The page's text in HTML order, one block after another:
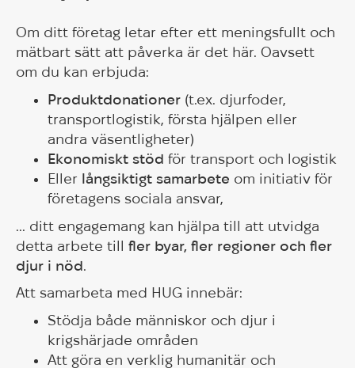
Om ditt företag letar efter ett meningsfullt och
mätbart sätt att påverka är det här. Oavsett
om du kan erbjuda:
Produktdonationer (t.ex. djurfoder,
transportlogistik, första hjälpen eller
andra väsentligheter)
Ekonomiskt stöd för transport och logistik
Eller långsiktigt samarbete om initiativ för
företagens sociala ansvar,
... ditt engagemang kan hjälpa till att utvidga
detta arbete till fler byar, fler regioner och fler
djur i nöd
Att samarbeta med HUG innebär:
Stödja både människor och djur i
krigshärjade områden
Att göra en verklig humanitär och